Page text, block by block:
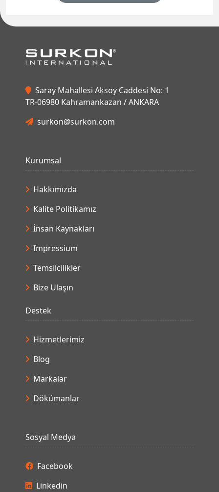
Saray Mahallesi Aksoy Caddesi No: 1
TR-06980 Kahramankazan / ANKARA
surkon@surkon.com
Kurumsal
Hakkımızda
Kalite Politikamız
İnsan Kaynakları
Impressium
Temsilcilikler
Bize Ulaşın
Destek
Hizmetlerimiz
Blog
Markalar
Dökümanlar
Sosyal Medya
Facebook
Linkedin